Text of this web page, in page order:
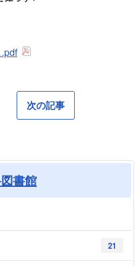
次の記事
書館
21